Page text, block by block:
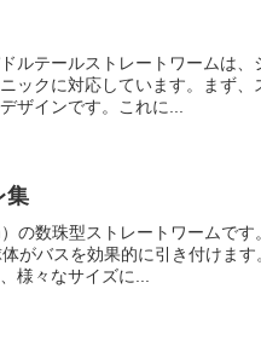
ルテールストレートワームは、
ックに対応しています。まず、
ザインです。これに...
集
の数珠型ストレートワームです
がバスを効果的に引き付けます
様々なサイズに...